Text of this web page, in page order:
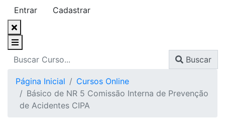
Entrar
Cadastrar
Buscar
Página Inicial
Cursos Online
Básico de NR 5 Comissão Interna de Prevenção
de Acidentes CIPA